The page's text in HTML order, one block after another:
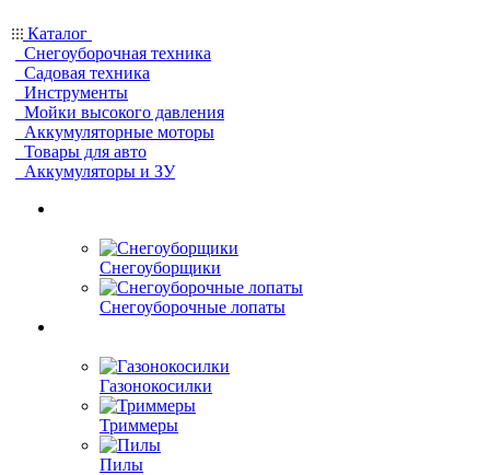
Каталог
Снегоуборочная техника
Садовая техника
Инструменты
Мойки высокого давления
Аккумуляторные моторы
Товары для авто
Аккумуляторы и ЗУ
Снегоуборщики
Снегоуборочные лопаты
Газонокосилки
Триммеры
Пилы